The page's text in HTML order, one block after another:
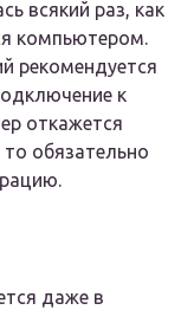
всякий раз, как
компьютером.
рекомендуется
к
откажется
обязательно
даже в